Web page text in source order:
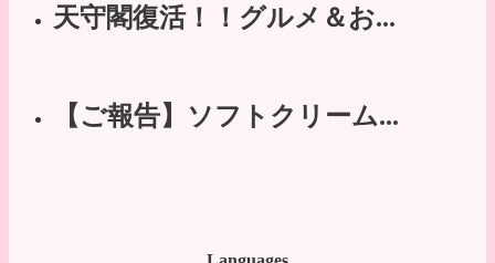
天守閣復活！！グルメ＆お...
【ご報告】ソフトクリーム...